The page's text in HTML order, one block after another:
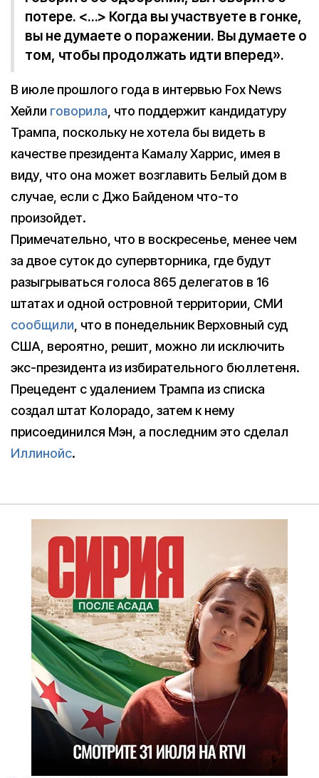
потере. <…> Когда вы участвуете в гонке,
вы не думаете о поражении. Вы думаете о
том, чтобы продолжать идти вперед».
В июле прошлого года в интервью Fox News
Хейли говорила, что поддержит кандидатуру
Трампа, поскольку не хотела бы видеть в
качестве президента Камалу Харрис, имея в
виду, что она может возглавить Белый дом в
случае, если с Джо Байденом что-то
произойдет.
Примечательно, что в воскресенье, менее чем
за двое суток до супервторника, где будут
разыгрываться голоса 865 делегатов в 16
штатах и одной островной территории, СМИ
сообщили, что в понедельник Верховный суд
США, вероятно, решит, можно ли исключить
экс-президента из избирательного бюллетеня.
Прецедент с удалением Трампа из списка
создал штат Колорадо, затем к нему
присоединился Мэн, а последним это сделал
Иллинойс.